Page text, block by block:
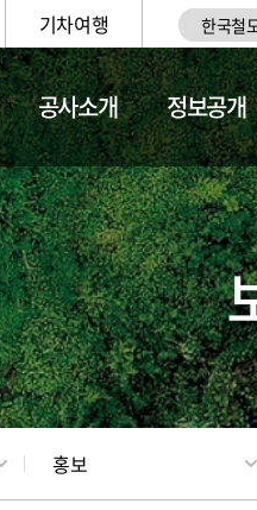
기차여행 한국철
공사소개 정보공개
문화사업
홍보